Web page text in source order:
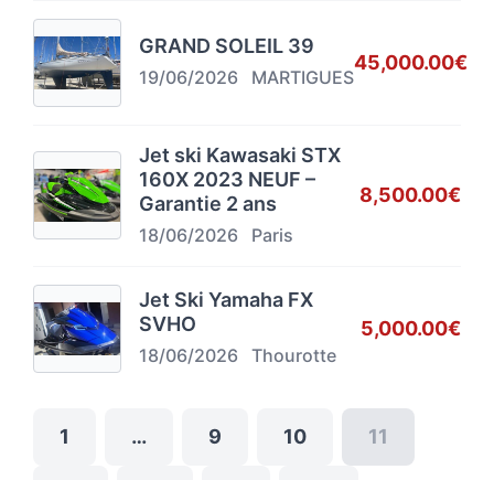
GRAND SOLEIL 39
19/06/2026 MARTIGUES
45,000.00€
Jet ski Kawasaki STX
160X 2023 NEUF –
Garantie 2 ans
18/06/2026 Paris
8,500.00€
Jet Ski Yamaha FX
SVHO
18/06/2026 Thourotte
5,000.00€
1 … 9 10 11